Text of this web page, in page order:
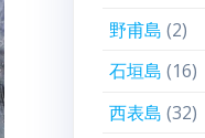
野甫島 (2)
石垣島 (16)
西表島 (32)